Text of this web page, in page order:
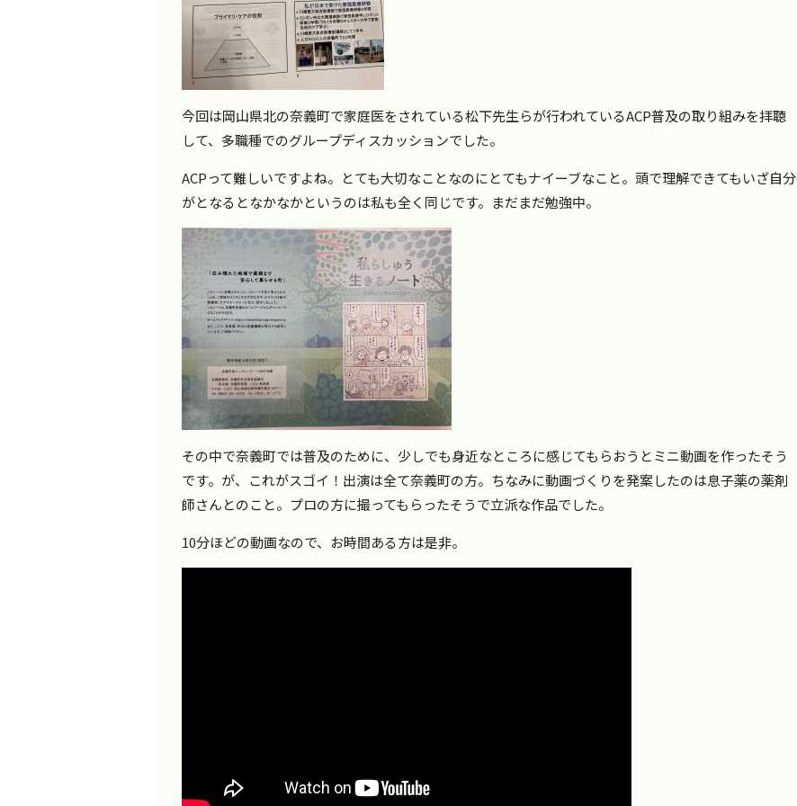
今回は岡山県北の奈義町で家庭医をされている松下先生らが行われているACP普及の取り組みを拝聴
して、多職種でのグループディスカッションでした。
ACPって難しいですよね。とても大切なことなのにとてもナイーブなこと。頭で理解できてもいざ自分
がとなるとなかなかというのは私も全く同じです。まだまだ勉強中。
その中で奈義町では普及のために、少しでも身近なところに感じてもらおうとミニ動画を作ったそう
です。が、これがスゴイ！出演は全て奈義町の方。ちなみに動画づくりを発案したのは息子薬の薬剤
師さんとのこと。プロの方に撮ってもらったそうで立派な作品でした。
10分ほどの動画なので、お時間ある方は是非。